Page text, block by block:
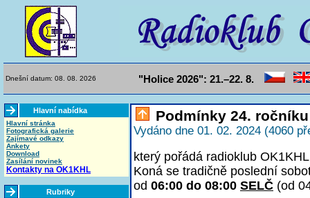
Dnešní datum: 08. 08. 2026 "Holice 2026": 21.–22. 8.
Hlavní nabídka
Hlavní stránka
Fotografická galerie
Zajímavé odkazy
Ankety
Download
Zasílání novinek
Kontakty na OK1KHL
Rubriky
Podmínky 24.
Vydáno dne 01. 02. 2024 (4060
který pořádá radioklub
Koná se tradičně poslední
od 06:00 do 08:00 SELČ (od